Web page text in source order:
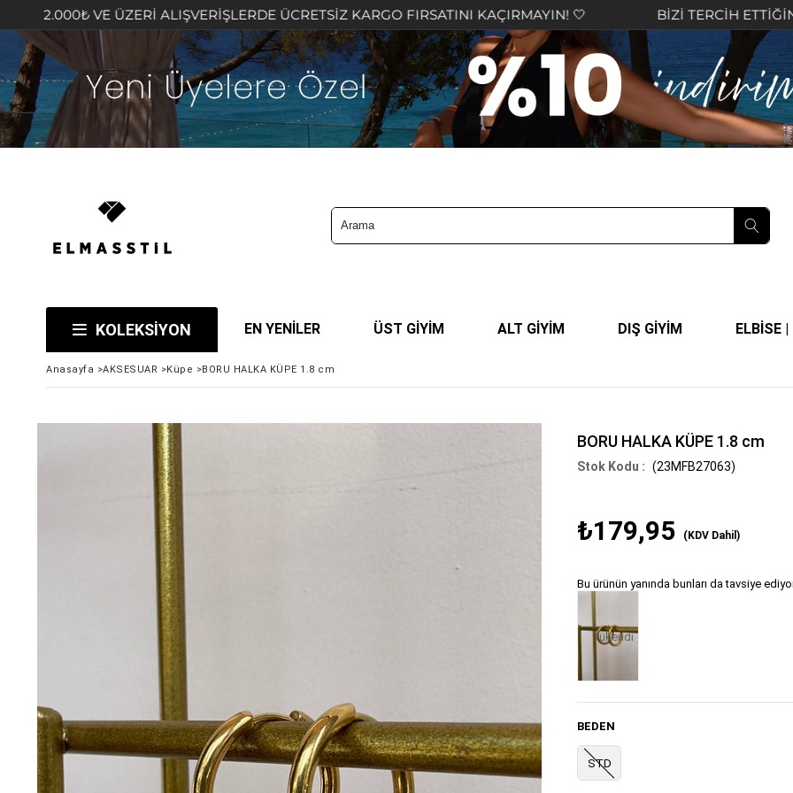
ÜZERİ ALIŞVERİŞLERDE ÜCRETSİZ KARGO FIRSATINI KAÇIRMAYIN! 🤍 BİZİ TERCİH ETTİĞİNİZ İÇİN
KOLEKSİYON EN YENİLER ÜST GİYİM ALT GİYİM DIŞ GİYİM ELBİSE
Anasayfa >AKSESUAR >Küpe >BORU HALKA KÜPE 1.8 cm
BORU HALKA KÜPE 1.8 cm
(23MFB27063)
₺179,95 (KDV Dahil)
Bu ürünün yanında bunları da tavsiye
Tükendi
BEDEN
STD